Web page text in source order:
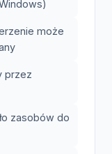
może
przez
zasobów do